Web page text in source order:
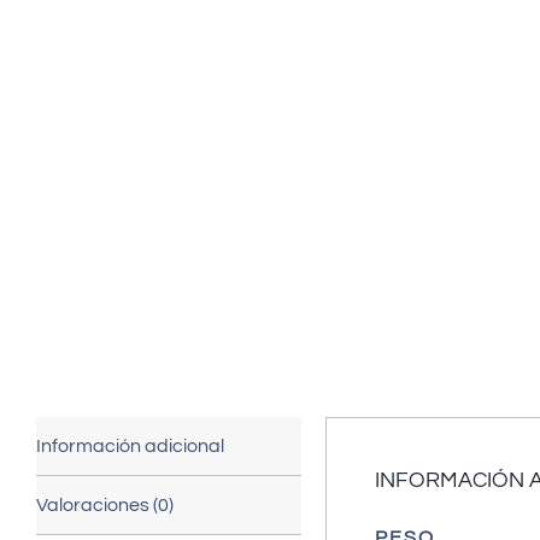
Información adicional
Valoraciones (0)
INFORMACIÓN